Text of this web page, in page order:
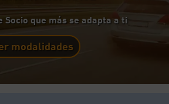
Socio que más se adapta a ti
modalidades